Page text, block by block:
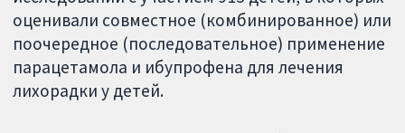
оценивали совместное (комбинированное) или
поочередное (последовательное) применение
парацетамола и ибупрофена для лечения
лихорадки у детей.